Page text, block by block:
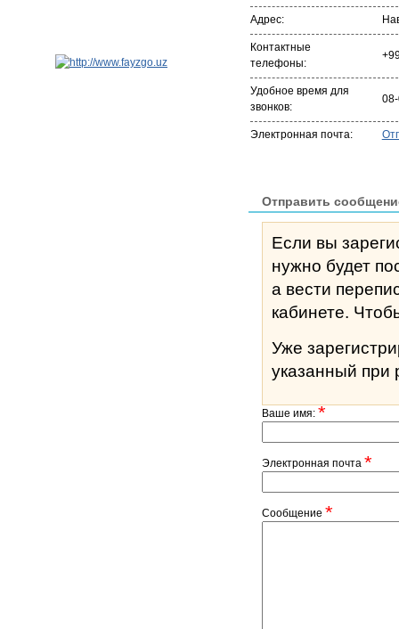
Адрес:
Контактные
телефоны:
Удобное время для
звонков:
Электронная почта:
Отправить
Если вы
нужно будет
а вести
Уже
указанный при
Ваше имя:*
Электронная почта *
Сообщение *